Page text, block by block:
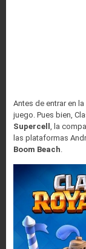
Antes de entrar en
juego. Pues bien,
Supercell , la
las plataformas
Boom Beach